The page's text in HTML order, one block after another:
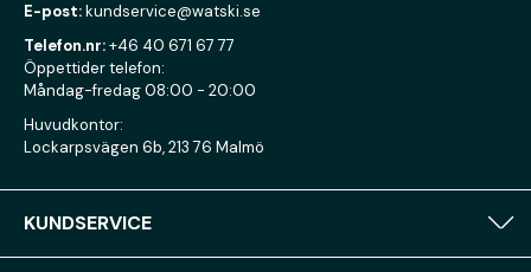
E-post:kundservice@watski.se
Telefon.nr:+46 40 671 67 77
Öppettider telefon:
Måndag-fredag 08:00 - 20:00
Huvudkontor:
Lockarpsvägen 6b, 213 76 Malmö
KUNDSERVICE